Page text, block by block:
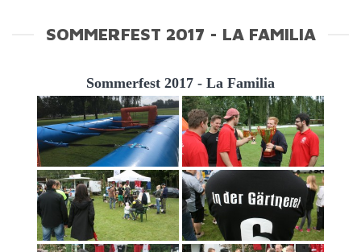
SOMMERFEST 2017 - LA FAMILIA
Sommerfest 2017 - La Familia